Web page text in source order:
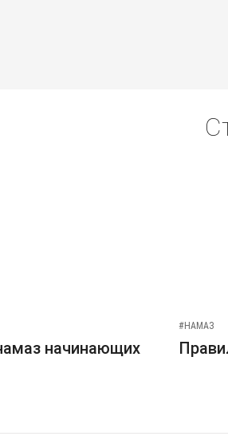
начинающих
#НАМАЗ